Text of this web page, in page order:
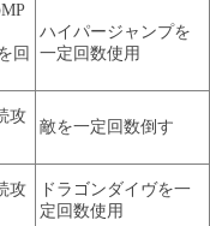
回
ハイパージャンプを
一定回数使用
攻
敵を一定回数倒す
攻
ドラゴンダイヴを一
定回数使用